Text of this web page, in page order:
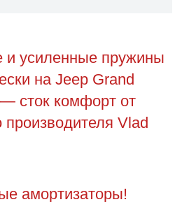
и усиленные пружины
на Jeep Grand
сток комфорт от
производителя Vlad
амортизаторы!